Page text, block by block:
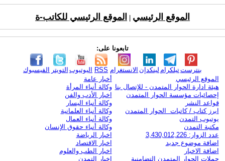
الموقع الرئيسي الموقع الرئيسي للكاتب-ة
تابعونا على:
الفيسبوك التويتر اليوتيوب RSS الانستغرام لينكدإن تيلكرامبنترست
الموقع الرئيسي
هيئة ادارة الحوار المتمدن - للإتصال بنا
إحصائيات مؤسسة الحوار المتمدن
قواعد النشر
ابرز كتاب / كاتبات الحوار المتمدن
يوتيوب التمدن
مكتبة التمدن
عدد الزوار: 3,430,012,226
اضافة موضوع جديد
اضافة الاخبار
حملات الحوار المتمدن التضامنية
أخبار عامة
وكالة أنباء المرأة
اخبار الأدب والفن
وكالة أنباء اليسار
وكالة أنباء العلمانية
وكالة أنباء العمال
وكالة أنباء حقوق الإنسان
اخبار الرياضة
اخبار الاقتصاد
اخبار الطب والعلوم
اخبار التمدن